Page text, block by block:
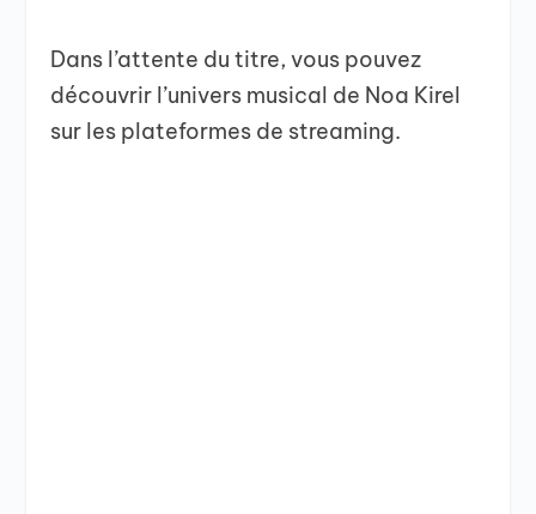
Dans l’attente du titre, vous pouvez
découvrir l’univers musical de Noa Kirel
sur les plateformes de streaming.